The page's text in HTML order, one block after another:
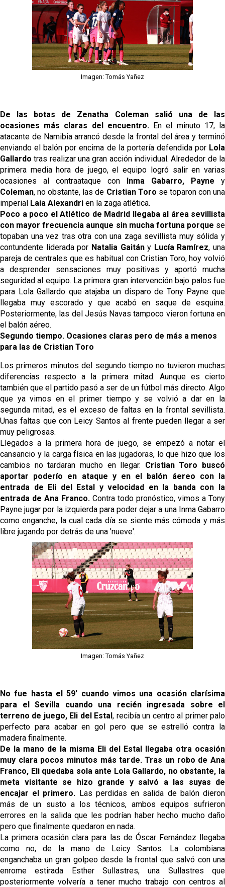
Imagen: Tomás Yañez
De las botas de Zenatha Coleman salió una de las
ocasiones más claras del encuentro.En el minuto 17, la
atacante de Namibia arrancó desde la frontal del área y terminó
enviando el balón por encima de la portería defendida por Lola
Gallardo tras realizar una gran acción individual. Alrededor de la
primera media hora de juego, el equipo logró salir en varias
ocasiones al contraataque con Inma Gabarro, Payne y
Coleman, no obstante, las de Cristian Toro se toparon con una
imperial Laia Alexandri en la zaga atlética.
Poco a poco el Atlético de Madrid llegaba al área sevillista
con mayor frecuencia aunque sin mucha fortuna porque se
topaban una vez tras otra con una zaga sevillista muy sólida y
contundente liderada por Natalia Gaitány Lucía Ramírez, una
pareja de centrales que es habitual con Cristian Toro, hoy volvió
a desprender sensaciones muy positivas y aportó mucha
seguridad al equipo. La primera gran intervención bajo palos fue
para Lola Gallardo que atajaba un disparo de Tony Payne que
llegaba muy escorado y que acabó en saque de esquina.
Posteriormente, las del Jesús Navas tampoco vieron fortuna en
el balón aéreo.
Segundo tiempo. Ocasiones claras pero de más a menos
para las de Cristian Toro
Los primeros minutos del segundo tiempo no tuvieron muchas
diferencias respecto a la primera mitad. Aunque es cierto
también que el partido pasó a ser de un fútbol más directo. Algo
que ya vimos en el primer tiempo y se volvió a dar en la
segunda mitad, es el exceso de faltas en la frontal sevillista.
Unas faltas que con Leicy Santos al frente pueden llegar a ser
muy peligrosas.
Llegados a la primera hora de juego, se empezó a notar el
cansancio y la carga física en las jugadoras, lo que hizo que los
cambios no tardaran mucho en llegar. Cristian Toro buscó
aportar poderío en ataque y en el balón áereo con la
entrada de Eli del Estal y velocidad en la banda con la
entrada de Ana Franco. Contra todo pronóstico, vimos a Tony
Payne jugar por la izquierda para poder dejar a una Inma Gabarro
como enganche, la cual cada día se siente más cómoda y más
libre jugando por detrás de una 'nueve'.
Imagen: Tomás Yañez
No fue hasta el 59' cuando vimos una ocasión clarísima
para el Sevilla cuando una recién ingresada sobre el
terreno de juego, Eli del Estal, recibía un centro al primer palo
perfecto para acabar en gol pero que se estrelló contra la
madera finalmente.
De la mano de la misma Eli del Estal llegaba otra ocasión
muy clara pocos minutos más tarde. Tras un robo de Ana
Franco, Eli quedaba sola ante Lola Gallardo, no obstante, la
meta visitante se hizo grande y salvó a las suyas de
encajar el primero. Las perdidas en salida de balón dieron
más de un susto a los técnicos, ambos equipos sufrieron
errores en la salida que les podrían haber hecho mucho daño
pero que finalmente quedaron en nada.
La primera ocasión clara para las de Óscar Fernández llegaba
como no, de la mano de Leicy Santos. La colombiana
enganchaba un gran golpeo desde la frontal que salvó con una
enrome estirada Esther Sullastres, una Sullastres que
posteriormente volvería a tener mucho trabajo con centros al